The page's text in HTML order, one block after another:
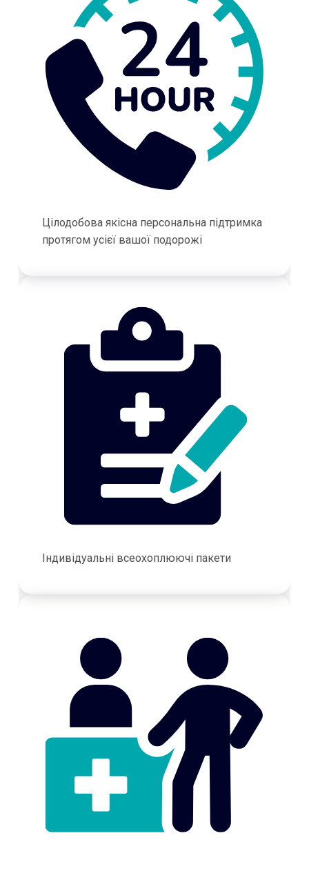
Цілодобова якісна персональна підтримка
протягом усієї вашої подорожі
Індивідуальні всеохоплюючі пакети